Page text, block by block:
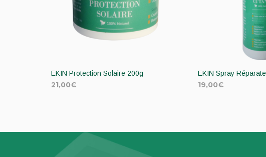
EKIN Protection Solaire 200g
21,00€
EKIN Spray
19,00€